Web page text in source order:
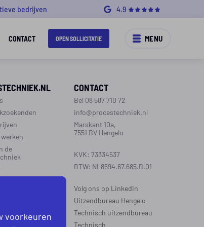
bedrijven 4.9
CONTACT OPEN SOLLICITATIE MENU
de
WERKZAAM
CONTACT
Bel 08 587 710 72
info@procestechniek.nl
Marskant 10a,
7551 BV Hengelo
KVK: 73334537
BTW: NL8594.67.685.B.01
Volg ons op LinkedIn
Uitzendbureau Hengelo
Technisch uitzendbureau
Technisch
voorkeuren